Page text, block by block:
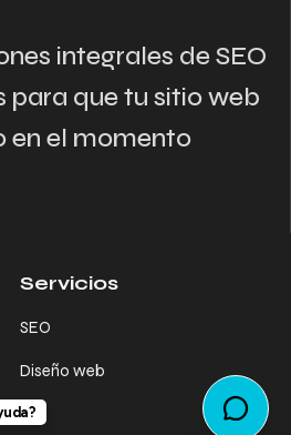
integrales de SEO
para que tu sitio web
en el momento
Servicios
SEO
Diseño web